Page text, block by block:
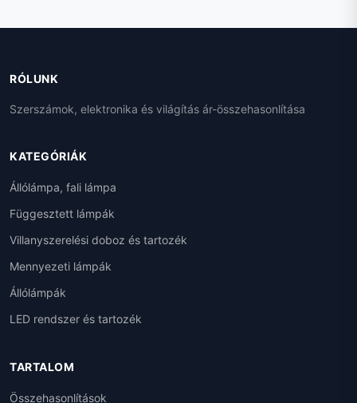
RÓLUNK
Szerszámok, elektronika és világítás ár-összehasonlítása
KATEGÓRIÁK
Állólámpa, fali lámpa
Függesztett lámpák
Villanyszerelési doboz és tartozék
Mennyezeti lámpák
Állólámpák
LED rendszer és tartozék
TARTALOM
Összehasonlítások